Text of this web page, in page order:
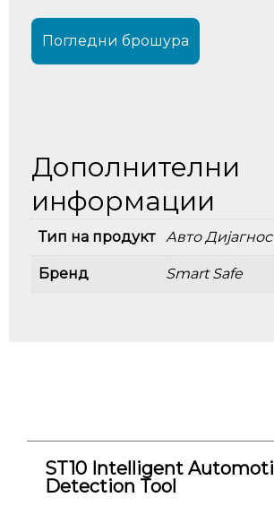
Погледни брошура
Дополнителни
информации
Тип на продукт Авто
Бренд Smart Safe
ST10 Intelligent
Detection Tool